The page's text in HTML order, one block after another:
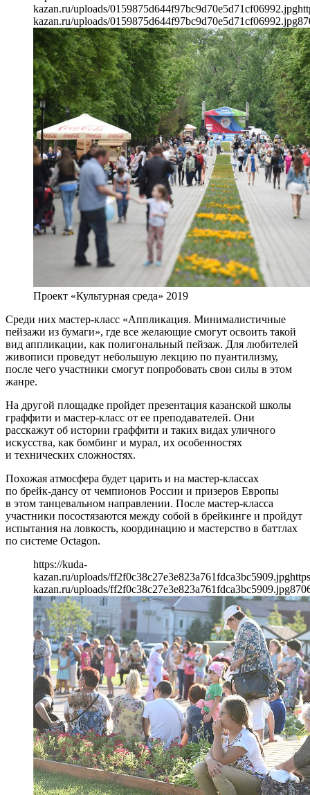
kazan.ru/uploads/0159875d644f97bc9d70e5d71cf06992.jpg
kazan.ru/uploads/0159875d644f97bc9d70e5d71cf06992.jpg
Проект «Культурная среда» 2019
Среди них мастер-класс «Аппликация. Минималистичные
пейзажи из бумаги», где все желающие смогут освоить такой
вид аппликации, как полигональный пейзаж. Для любителей
живописи проведут небольшую лекцию по пуантилизму,
после чего участники смогут попробовать свои силы в этом
жанре.
На другой площадке пройдет презентация казанской школы
граффити и мастер-класс от ее преподавателей. Они
расскажут об истории граффити и таких видах уличного
искусства, как бомбинг и мурал, их особенностях
и технических сложностях.
Похожая атмосфера будет царить и на мастер-классах
по брейк-дансу от чемпионов России и призеров Европы
в этом танцевальном направлении. После мастер-класса
участники посостязаются между собой в брейкинге и пройдут
испытания на ловкость, координацию и мастерство в баттлах
по системе Octagon.
https://kuda-
kazan.ru/uploads/ff2f0c38c27e3e823a761fdca3bc5909.jpg
kazan.ru/uploads/ff2f0c38c27e3e823a761fdca3bc5909.jpg870